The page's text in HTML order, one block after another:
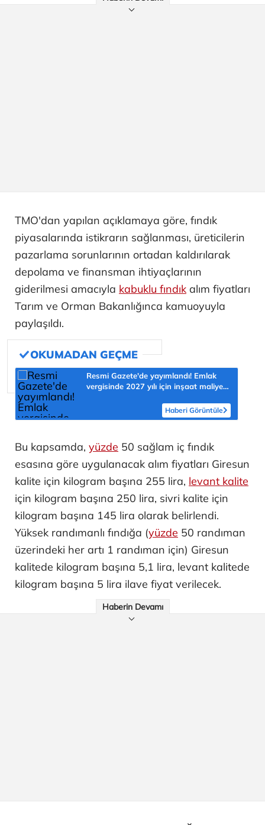
TMO'dan yapılan açıklamaya göre, fındık
piyasalarında istikrarın sağlanması, üreticilerin
pazarlama sorunlarının ortadan kaldırılarak
depolama ve finansman ihtiyaçlarının
giderilmesi amacıyla kabuklu fındık alım fiyatları
Tarım ve Orman Bakanlığınca kamuoyuyla
paylaşıldı.
Resmi Gazete'de yayımlandı! Emlak
vergisinde 2027 yılı için inşaat maliyet
Haberi Görüntüle
Bu kapsamda, yüzde 50 sağlam iç fındık
esasına göre uygulanacak alım fiyatları Giresun
kalite için kilogram başına 255 lira, levant kalite
için kilogram başına 250 lira, sivri kalite için
kilogram başına 145 lira olarak belirlendi.
Yüksek randımanlı fındığa (yüzde 50 randıman
üzerindeki her artı 1 randıman için) Giresun
kalitede kilogram başına 5,1 lira, levant kalitede
kilogram başına 5 lira ilave fiyat verilecek.
Haberin Devamı